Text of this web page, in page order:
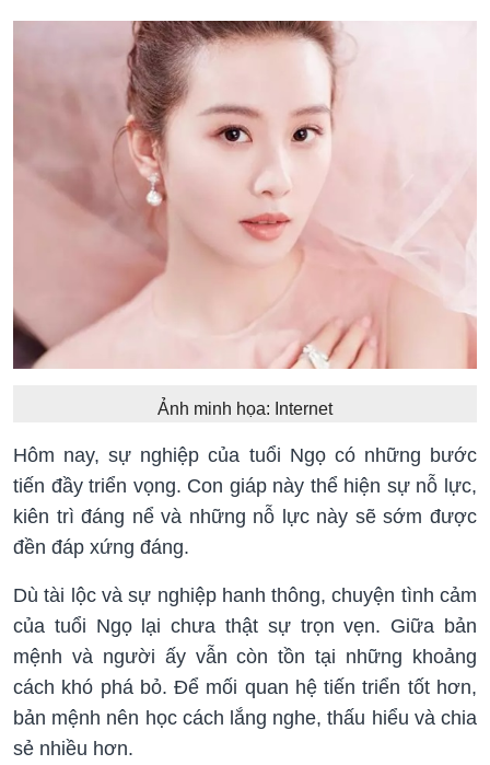
Ảnh minh họa: Internet
Hôm nay, sự nghiệp của tuổi Ngọ có những bước
tiến đầy triển vọng. Con giáp này thể hiện sự nỗ lực,
kiên trì đáng nể và những nỗ lực này sẽ sớm được
đền đáp xứng đáng.
Dù tài lộc và sự nghiệp hanh thông, chuyện tình cảm
của tuổi Ngọ lại chưa thật sự trọn vẹn. Giữa bản
mệnh và người ấy vẫn còn tồn tại những khoảng
cách khó phá bỏ. Để mối quan hệ tiến triển tốt hơn,
bản mệnh nên học cách lắng nghe, thấu hiểu và chia
sẻ nhiều hơn.